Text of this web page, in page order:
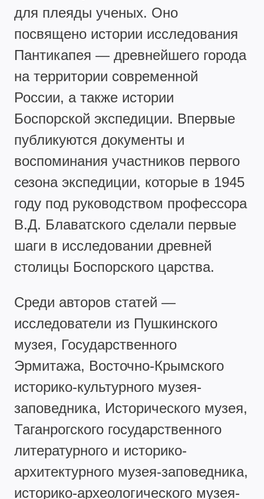
для плеяды ученых. Оно
посвящено истории исследования
Пантикапея — древнейшего города
на территории современной
России, а также истории
Боспорской экспедиции. Впервые
публикуются документы и
воспоминания участников первого
сезона экспедиции, которые в 1945
году под руководством профессора
В.Д. Блаватского сделали первые
шаги в исследовании древней
столицы Боспорского царства.
Среди авторов статей —
исследователи из Пушкинского
музея, Государственного
Эрмитажа, Восточно-Крымского
историко-культурного музея-
заповедника, Исторического музея,
Таганрогского государственного
литературного и историко-
архитектурного музея-заповедника,
историко-археологического музея-